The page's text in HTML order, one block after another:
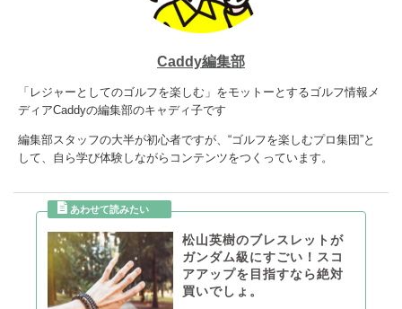
Caddy編集部
「レジャーとしてのゴルフを楽しむ」をモットーとするゴルフ情報メ
ディアCaddyの編集部のキャディ子です
編集部スタッフの大半が初心者ですが、“ゴルフを楽しむプロ集団”と
して、自ら学び体験しながらコンテンツをつくっています。
松山英樹のブレスレットが
ガンダム級にすごい！スコ
アアップを目指すなら絶対
買いでしょ。